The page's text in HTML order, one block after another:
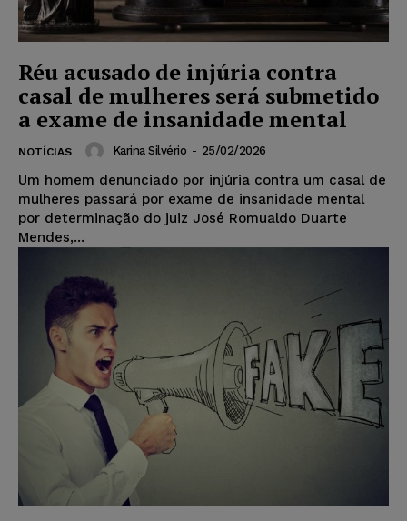
Réu acusado de injúria contra
casal de mulheres será submetido
a exame de insanidade mental
NOTÍCIAS Karina Silvério - 25/02/2026
Um homem denunciado por injúria contra um casal de
mulheres passará por exame de insanidade mental
por determinação do juiz José Romualdo Duarte
Mendes,...